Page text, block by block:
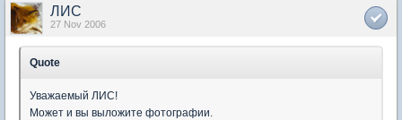
ЛИС
27 Nov 2006
Quote
Уважаемый ЛИС!
Может и вы выложите фотографии.